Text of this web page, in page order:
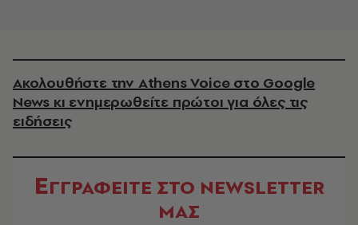
Ακολουθήστε την Athens Voice στο Google
News κι ενημερωθείτε πρώτοι για όλες τις
ειδήσεις
ΕΓΓΡΑΦΕΙΤΕ ΣΤΟ NEWSLETTER
ΜΑΣ